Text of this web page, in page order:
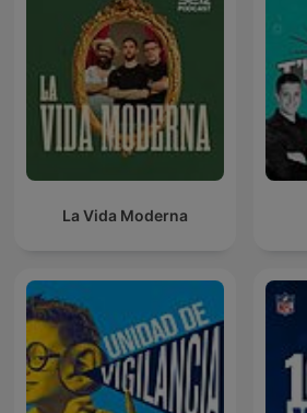
La Vida Moderna